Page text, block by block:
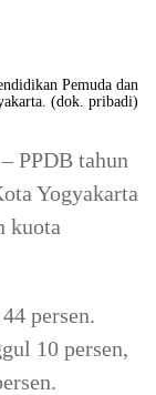
Pemuda dan
(dok. pribadi)
– PPDB tahun
Yogyakarta
kuota
persen.
10 persen,